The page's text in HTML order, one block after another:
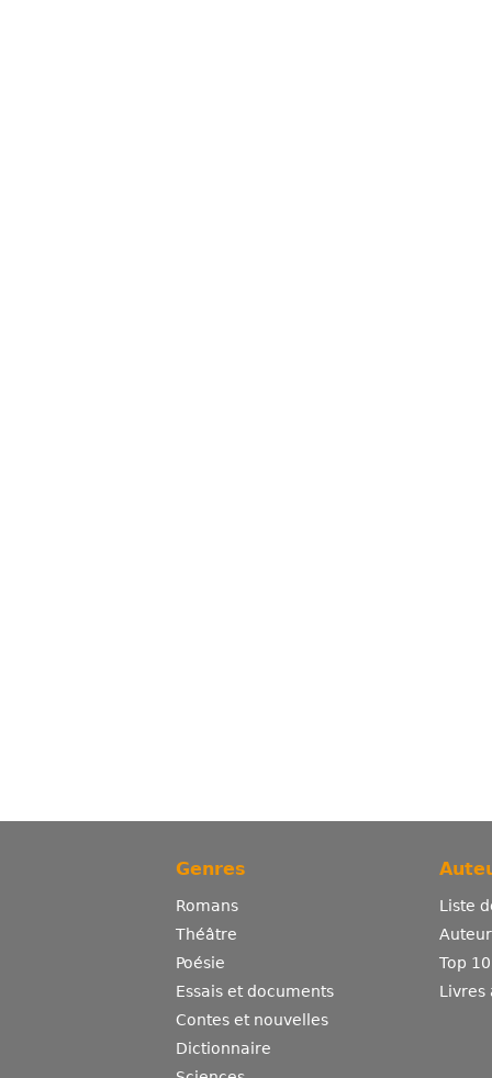
Genres
Romans
Théâtre
Poésie
Essais et documents
Contes et nouvelles
Dictionnaire
Liste
Top
Livres